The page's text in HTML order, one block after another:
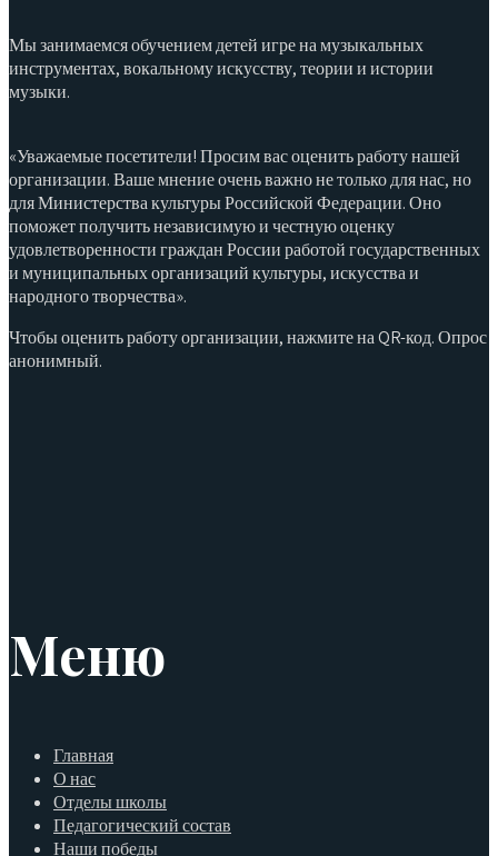
Мы занимаемся обучением детей игре на музыкальных
инструментах, вокальному искусству, теории и истории
музыки.
«Уважаемые посетители! Просим вас оценить работу нашей
организации. Ваше мнение очень важно не только для нас, но
для Министерства культуры Российской Федерации. Оно
поможет получить независимую и честную оценку
удовлетворенности граждан России работой государственных
и муниципальных организаций культуры, искусства и
народного творчества».
Чтобы оценить работу организации, нажмите на QR-код. Опрос
анонимный.
Меню
Главная
О нас
Отделы школы
Педагогический состав
Наши победы